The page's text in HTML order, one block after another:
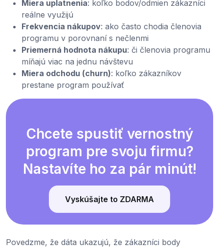
Miera uplatnenia: koľko bodov/odmien zákazníci
reálne využijú
Frekvencia nákupov: ako často chodia členovia
programu v porovnaní s nečlenmi
Priemerná hodnota nákupu: či členovia programu
míňajú viac na jednu návštevu
Miera odchodu (churn): koľko zákazníkov
prestane program používať
Chcete spustiť vernostný
program pre svoju firmu?
Nastavíte ho za pár minút!
Vyskúšajte to ZDARMA
Povedzme, že dáta ukazujú, že zákazníci body